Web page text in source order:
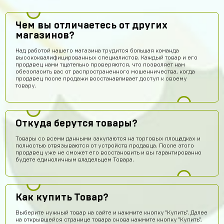
Чем вы отличаетесь от других
магазинов?
Над работой нашего магазина трудится большая команда
высококвалифицированных специалистов. Каждый товар и его
продавец нами тщательно проверяются, что позволяет нам
обезопасить вас от распространенного мошенничества, когда
продавец после продажи восстанавливает доступ к своему
товару.
Откуда берутся товары?
Товары со всеми данными закупаются на торговых площадках и
полностью отвязываются от устройств продавца. После этого
продавец уже не сможет его восстановить и вы гарантированно
будете единоличным владельцем Товара.
Как купить Товар?
Выберите нужный товар на сайте и нажмите кнопку "Купить". Далее
на открывшейся странице товара снова нажмите кнопку "Купить",